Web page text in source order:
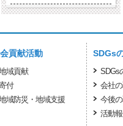
貢献活動
域貢献
付
域防災・地域支援
SDGs
SDGs
会社
今後
活動